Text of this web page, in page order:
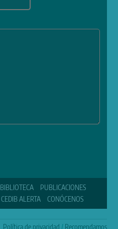
BIBLIOTECA
PUBLICACIONES
CEDIB ALERTA CONÓCENOS
Política de privacidad / Recomendamos